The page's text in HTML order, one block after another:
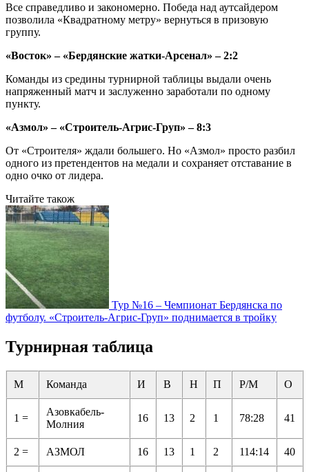
Все справедливо и закономерно. Победа над аутсайдером
позволила «Квадратному метру» вернуться в призовую
группу.
«Восток» – «Бердянские жатки-Арсенал» – 2:2
Команды из средины турнирной таблицы выдали очень
напряженный матч и заслуженно заработали по одному
пункту.
«Азмол» – «Строитель-Агрис-Груп» – 8:3
От «Строителя» ждали большего. Но «Азмол» просто разбил
одного из претендентов на медали и сохраняет отставание в
одно очко от лидера.
Читайте також
Тур №16 – Чемпионат Бердянска по
футболу. «Строитель-Агрис-Груп» поднимается в тройку
Турнирная таблица
М Команда И В Н П Р/М О
1 =
Азовкабель-
Молния
16 13 2 1 78:28 41
2 = АЗМОЛ 16 13 1 2 114:14 40